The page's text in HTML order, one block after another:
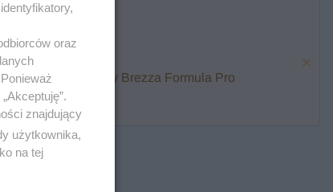
i zawalcz o Baby Brezza Formula Pro
oraz
znajdujący
użytkownika,
na tej